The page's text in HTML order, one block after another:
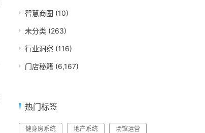
智慧商圈 (10)
未分类 (263)
行业洞察 (116)
门店秘籍 (6,167)
热门标签
健身房系统 地产系统 场馆运营